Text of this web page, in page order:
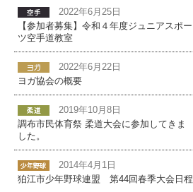
2022年6月25日
【参加者募集】令和４年度ジュニアスポー
ツ空手道教室
2022年6月22日
ヨガ協会の概要
2019年10月8日
調布市民体育祭 柔道大会に参加してきま
した。
2014年4月1日
狛江市少年野球連盟 第44回春季大会日程